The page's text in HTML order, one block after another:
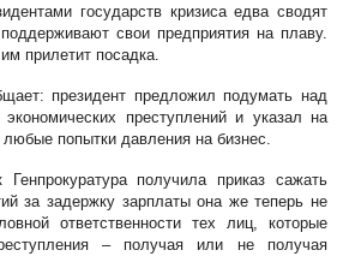
государств кризиса едва сводят
свои предприятия на плаву.
прилетит посадка.
президент предложил подумать над
преступлений и указал на
попытки давления на бизнес.
получила приказ сажать
за задержку зарплаты она же теперь не
ответственности тех лиц, которые
– получая или не получая